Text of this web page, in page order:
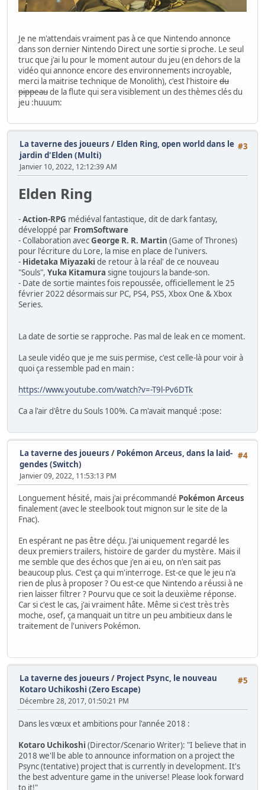
Je ne m'attendais vraiment pas à ce que Nintendo annonce
dans son dernier Nintendo Direct une sortie si proche. Le seul
truc que j'ai lu pour le moment autour du jeu (en dehors de la
vidéo qui annonce encore des environnements incroyable,
merci la maitrise technique de Monolith), c'est l'histoire du
pippeaude la flute qui sera visiblement un des thèmes clés du
jeu :huuum:
#3
La taverne des joueurs / Elden Ring, open world dans le
jardin d'Elden (Multi)
Janvier 10, 2022, 12:12:39 AM
Elden Ring
-Action-RPG médiéval fantastique, dit de dark fantasy,
développé par FromSoftware
- Collaboration avecGeorge R. R. Martin (Game of Thrones)
pour l'écriture du Lore, la mise en place de l'univers.
- Hidetaka Miyazaki de retour à la réal' de ce nouveau
"Souls", Yuka Kitamura signe toujours la bande-son.
- Date de sortie maintes fois repoussée, officiellement le 25
février 2022 désormais sur PC, PS4, PS5, Xbox One & Xbox
Series.
La date de sortie se rapproche. Pas mal de leak en ce moment.
La seule vidéo que je me suis permise, c'est celle-là pour voir à
quoi ça ressemble pad en main :
https://www.youtube.com/watch?v=-T9l-Pv6DTk
Ca a l'air d'être du Souls 100%. Ca m'avait manqué :pose:
#4
La taverne des joueurs / Pokémon Arceus, dans la laid-
gendes (Switch)
Janvier 09, 2022, 11:53:13 PM
Longuement hésité, mais j'ai précommandé Pokémon Arceus
finalement (avec le steelbook tout mignon sur le site de la
Fnac).
En espérant ne pas être déçu. J'ai uniquement regardé les
deux premiers trailers, histoire de garder du mystère. Mais il
me semble que des échos que j'en ai eu, on n'en sait pas
beaucoup plus. C'est ça qui m'interroge. Est-ce que le jeu n'a
rien de plus à proposer ? Ou est-ce que Nintendo a réussi à ne
rien laisser filtrer ? Pourvu que ce soit la deuxième réponse.
Car si c'est le cas, j'ai vraiment hâte. Même si c'est très très
moche, osef, ça manquait un titre un peu ambitieux dans le
traitement de l'univers Pokémon.
#5
La taverne des joueurs / Project Psync, le nouveau
Kotaro Uchikoshi (Zero Escape)
Décembre 28, 2017, 01:50:21 PM
Dans les vœux et ambitions pour l'année 2018 :
Kotaro Uchikoshi (Director/Scenario Writer): "I believe that in
2018 we'll be able to announce information on a project the
Psync (tentative) project that is currently in development. It's
the best adventure game in the universe! Please look forward
to it!"